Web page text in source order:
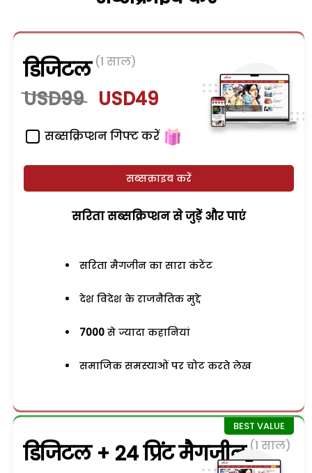
डिजिटल (1 साल)
USD99 USD49
सब्सक्रिप्शन गिफ्ट करें
सब्सक्राइब करें
सरिता सब्सक्रिप्शन से जुड़ेें और पाएं
सरिता मैगजीन का सारा कंटेंट
देश विदेश के राजनैतिक मुद्दे
7000 से ज्यादा कहानियां
समाजिक समस्याओं पर चोट करते लेख
डिजिटल + 24 प्रिंट मैगजीन (1 साल)